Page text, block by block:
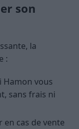
son
la
:
Hamon vous
sans frais ni
en cas de vente